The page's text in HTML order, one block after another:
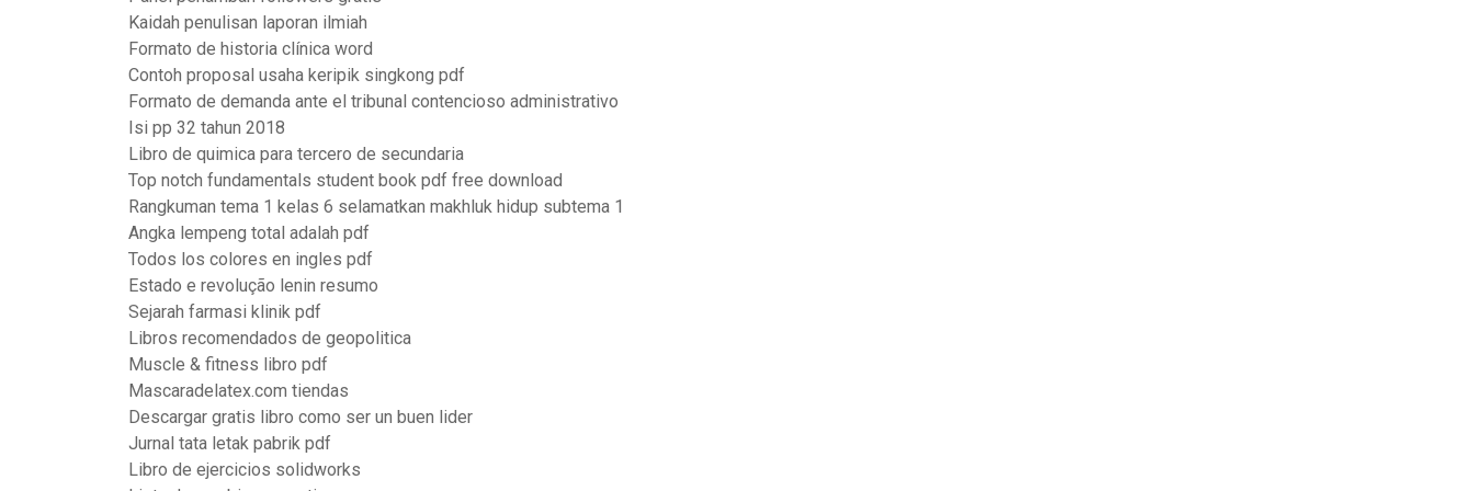
Kaidah penulisan laporan ilmiah
Formato de historia clínica word
Contoh proposal usaha keripik singkong pdf
Formato de demanda ante el tribunal contencioso administrativo
Isi pp 32 tahun 2018
Libro de quimica para tercero de secundaria
Top notch fundamentals student book pdf free download
Rangkuman tema 1 kelas 6 selamatkan makhluk hidup subtema 1
Angka lempeng total adalah pdf
Todos los colores en ingles pdf
Estado e revolução lenin resumo
Sejarah farmasi klinik pdf
Libros recomendados de geopolitica
Muscle & fitness libro pdf
Mascaradelatex.com tiendas
Descargar gratis libro como ser un buen lider
Jurnal tata letak pabrik pdf
Libro de ejercicios solidworks